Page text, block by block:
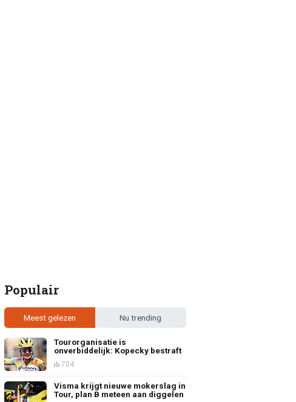
Populair
Meest gelezen Nu trending
Tourorganisatie is
onverbiddelijk: Kopecky bestraft
704
Visma krijgt nieuwe mokerslag in
Tour, plan B meteen aan diggelen